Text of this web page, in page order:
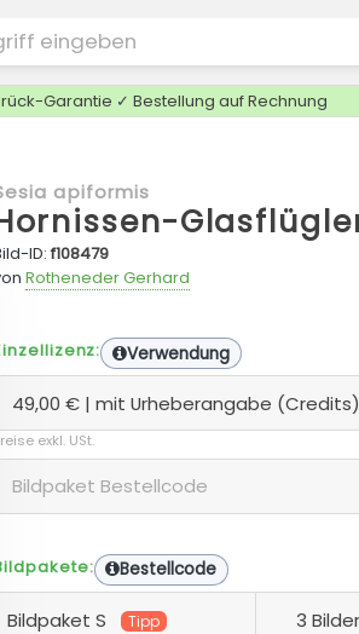
Garantie ✓ Bestellung auf Rechnung
apiformis
ID:f108479
Rotheneder Gerhard
Verwendung
exkl. USt.
Bestellcode
Bildpaket S Tipp 3 Bilder